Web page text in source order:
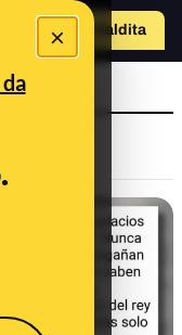
×
Hazte Maldita